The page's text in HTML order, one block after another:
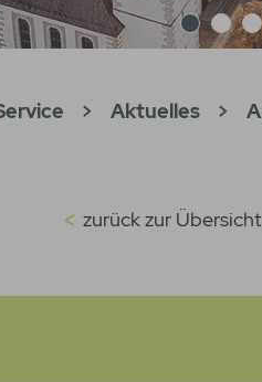
1 2 3 4 5
> Aktuelles >
zurück zur Übersicht